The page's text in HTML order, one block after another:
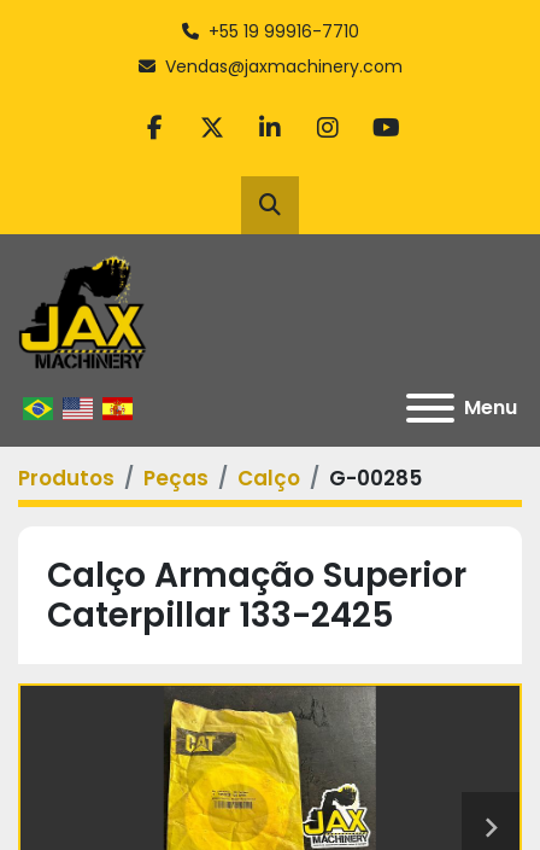
+55 19 99916-7710
Vendas@jaxmachinery.com
facebook
twitterlinkedininstagram
youtube
Pesquisar
Menu
Produtos Peças Calço G-00285
Calço Armação Superior
Caterpillar 133-2425